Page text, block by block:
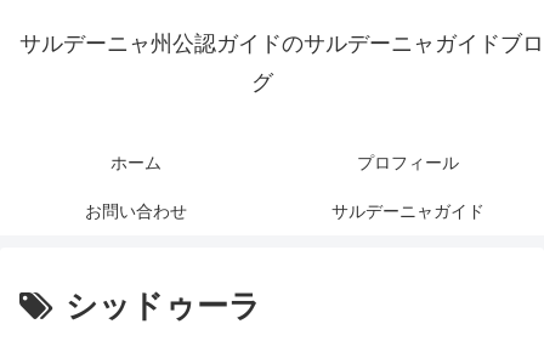
サルデーニャ州公認ガイドのサルデーニャガイドブロ
グ
ホーム プロフィール
お問い合わせ サルデーニャガイド
シッドゥーラ